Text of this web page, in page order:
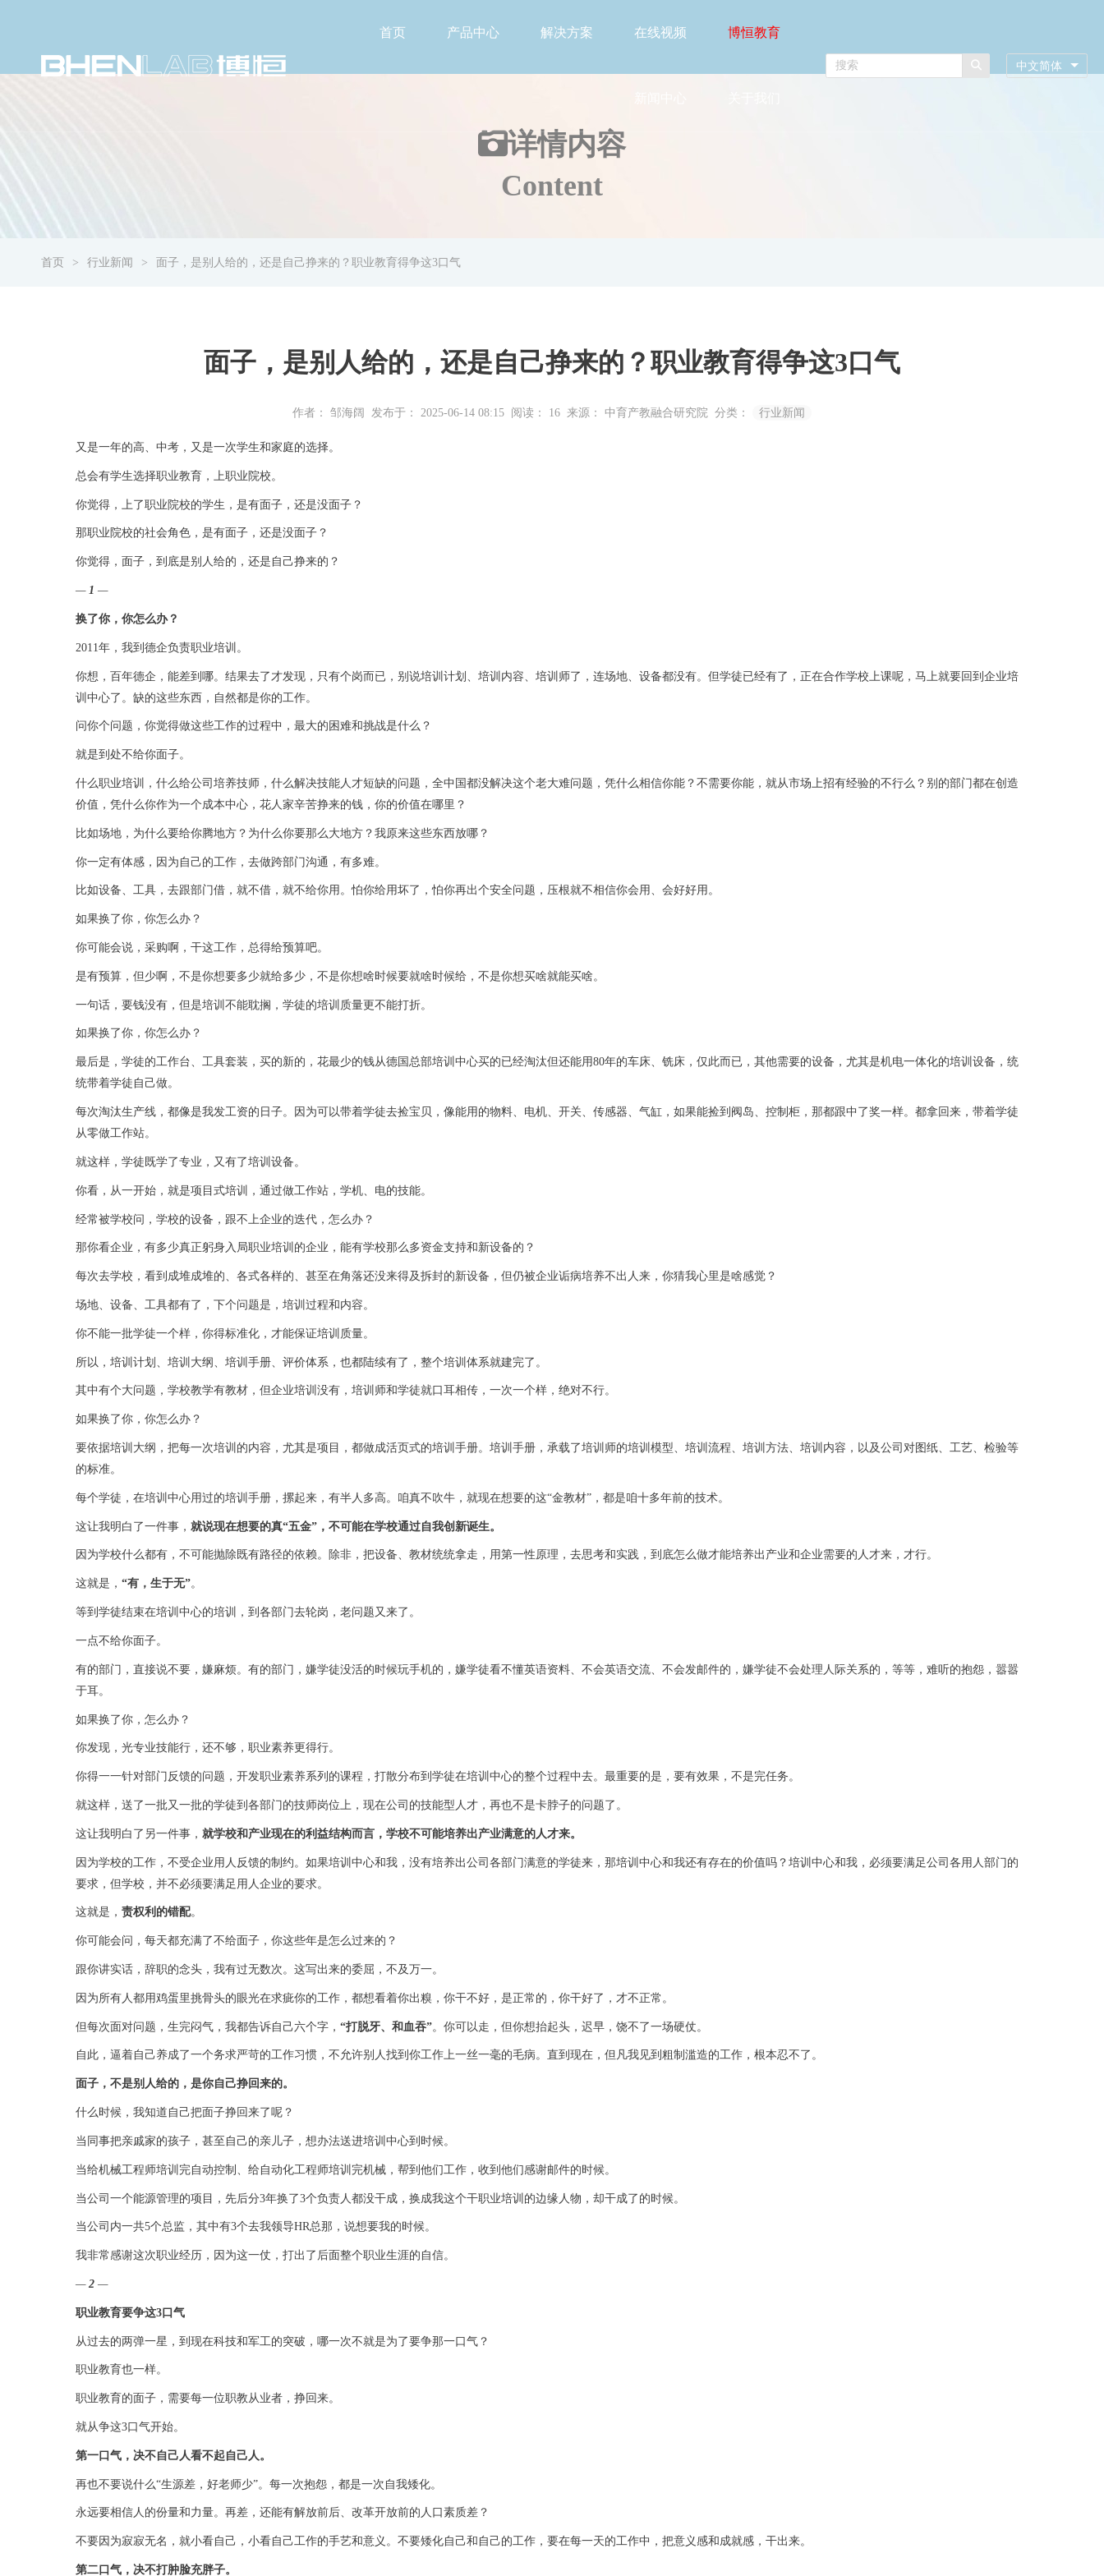
首页 产品中心 解决方案 在线视频 博恒教育
中文简体
详情内容
Content
首页 行业新闻 面子，是别人给的，还是自己挣来的？职业教育得争这3口气
面子，是别人给的，还是自己挣来的？职业教育得争这3口气
作者： 邹海阔 发布于： 2025-06-14 08:15 阅读： 16 来源： 中育产教融合研究院 分类： 行业新闻
又是一年的高、中考，又是一次学生和家庭的选择。
总会有学生选择职业教育，上职业院校。
你觉得，上了职业院校的学生，是有面子，还是没面子？
那职业院校的社会角色，是有面子，还是没面子？
你觉得，面子，到底是别人给的，还是自己挣来的？
—1 —
换了你，你怎么办？
2011年，我到德企负责职业培训。
你想，百年德企，能差到哪。结果去了才发现，只有个岗而已，别说培训计划、培训内容、培训师了，连场地、设备都没有。但学徒已经有了，正在合作学校上课呢，马上就要回到企业培
训中心了。缺的这些东西，自然都是你的工作。
问你个问题，你觉得做这些工作的过程中，最大的困难和挑战是什么？
就是到处不给你面子。
什么职业培训，什么给公司培养技师，什么解决技能人才短缺的问题，全中国都没解决这个老大难问题，凭什么相信你能？不需要你能，就从市场上招有经验的不行么？别的部门都在创造
价值，凭什么你作为一个成本中心，花人家辛苦挣来的钱，你的价值在哪里？
比如场地，为什么要给你腾地方？为什么你要那么大地方？我原来这些东西放哪？
你一定有体感，因为自己的工作，去做跨部门沟通，有多难。
比如设备、工具，去跟部门借，就不借，就不给你用。怕你给用坏了，怕你再出个安全问题，压根就不相信你会用、会好好用。
如果换了你，你怎么办？
你可能会说，采购啊，干这工作，总得给预算吧。
是有预算，但少啊，不是你想要多少就给多少，不是你想啥时候要就啥时候给，不是你想买啥就能买啥。
一句话，要钱没有，但是培训不能耽搁，学徒的培训质量更不能打折。
如果换了你，你怎么办？
最后是，学徒的工作台、工具套装，买的新的，花最少的钱从德国总部培训中心买的已经淘汰但还能用80年的车床、铣床，仅此而已，其他需要的设备，尤其是机电一体化的培训设备，统
统带着学徒自己做。
每次淘汰生产线，都像是我发工资的日子。因为可以带着学徒去捡宝贝，像能用的物料、电机、开关、传感器、气缸，如果能捡到阀岛、控制柜，那都跟中了奖一样。都拿回来，带着学徒
从零做工作站。
就这样，学徒既学了专业，又有了培训设备。
你看，从一开始，就是项目式培训，通过做工作站，学机、电的技能。
经常被学校问，学校的设备，跟不上企业的迭代，怎么办？
那你看企业，有多少真正躬身入局职业培训的企业，能有学校那么多资金支持和新设备的？
每次去学校，看到成堆成堆的、各式各样的、甚至在角落还没来得及拆封的新设备，但仍被企业诟病培养不出人来，你猜我心里是啥感觉？
场地、设备、工具都有了， 下个问题是， 培训过程和内容。
你不能一批学徒一个样，你得标准化，才能保证培训质量。
所以，培训计划、培训大纲、培训手册、评价体系，也都陆续有了，整个培训体系就建完了。
其中有个大问题，学校教学有教材，但企业培训没有，培训师和学徒就口耳相传，一次一个样，绝对不行。
如果换了你，你怎么办？
要依据培训大纲，把每一次培训的内容，尤其是项目，都做成活页式的培训手册。培训手册，承载了培训师的培训模型、培训流程、培训方法、培训内容，以及公司对图纸、工艺、检验等
的标准。
每个学徒，在培训中心用过的培训手册，摞起来，有半人多高。咱真不吹牛，就现在想要的这“金教材”，都是咱十多年前的技术。
这让我明白了一件事， 就说现在想要的真“五金”，不可能在学校通过自我创新诞生。
因为学校什么都有，不可能抛除既有路径的依赖。除非，把设备、教材统统拿走，用第一性原理，去思考和实践，到底怎么做才能培养出产业和企业需要的人才来，才行。
这就是， “有，生于无”。
等到学徒结束在培训中心的培训，到各部门去轮岗，老问题又来了。
一点不给你面子。
有的部门，直接说不要，嫌麻烦。有的部门，嫌学徒没活的时候玩手机的，嫌学徒看不懂英语资料、不会英语交流、不会发邮件的，嫌学徒不会处理人际关系的，等等， 难听的抱怨，嚣嚣
于耳。
如果换了你，怎么办？
你发现，光专业技能行，还不够，职业素养更得行。
你得一一针对部门反馈的问题，开发职业素养系列的课程，打散分布到学徒在培训中心的整个过程中去。 最重要的是，要有效果，不是完任务。
就这样，送了一批又一批的学徒到各部门的技师岗位上，现在公司的技能型人才，再也不是卡脖子的问题了。
这让我明白了另一件事， 就学校和产业现在的利益结构而言，学校不可能培养出产业满意的人才来。
因为学校的工作，不受企业用人反馈的制约。如果培训中心和我，没有培养出公司各部门满意的学徒来，那培训中心和我还有存在的价值吗？培训中心和我，必须要满足公司各用人部门的
要求，但学校，并不必须要满足用人企业的要求。
这就是， 责权利的错配。
你可能会问，每天都充满了不给面子，你这些年是怎么过来的？
跟你讲实话，辞职的念头，我有过无数次。这写出来的委屈，不及万一。
因为所有人都用鸡蛋里挑骨头的眼光在求疵你的工作，都想看着你出糗，你干不好，是正常的，你干好了，才不正常。
但每次面对问题，生完闷气，我都告诉自己六个字， “打脱牙、和血吞”。你可以走，但你想抬起头，迟早，饶不了一场硬仗。
自此，逼着自己养成了一个务求严苛的工作习惯，不允许别人找到你工作上一丝一毫的毛病。直到现在，但凡我见到粗制滥造的工作，根本忍不了。
面子，不是别人给的，是你自己挣回来的。
什么时候，我知道自己把面子挣回来了呢？
当同事把亲戚家的孩子，甚至自己的亲儿子，想办法送进培训中心到时候。
当给机械工程师培训完自动控制、给自动化工程师培训完机械，帮到他们工作，收到他们感谢邮件的时候。
当公司一个能源管理的项目，先后分3年换了3个负责人都没干成，换成我这个干职业培训的边缘人物，却干成了的时候。
当公司内一共5个总监，其中有3个去我领导HR总那，说想要我的时候。
我非常感谢这次职业经历，因为这一仗，打出了后面整个职业生涯的自信。
—2 —
职业教育要争这3口气
从过去的两弹一星，到现在科技和军工的突破，哪一次不就是为了要争那一口气？
职业教育也一样。
职业教育的面子，需要每一位职教从业者，挣回来。
就从争这3口气开始。
第一口气，决不自己人看不起自己人。
再也不要说什么“生源差，好老师少”。 每一次抱怨，都是一次自我矮化。
永远要相信人的份量和力量。 再差，还能有解放前后、改革开放前的人口素质差？
不要因为寂寂无名，就小看自己，小看自己工作的手艺和意义。不要矮化自己和自己的工作，要在每一天的工作中，把意义感和成就感，干出来。
第二口气，决不打肿脸充胖子。